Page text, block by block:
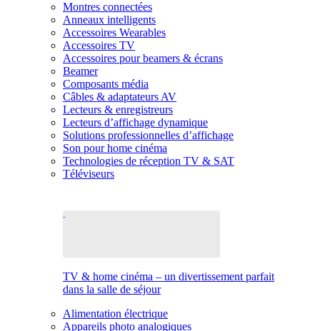
Montres connectées
Anneaux intelligents
Accessoires Wearables
Accessoires TV
Accessoires pour beamers & écrans
Beamer
Composants média
Câbles & adaptateurs AV
Lecteurs & enregistreurs
Lecteurs d’affichage dynamique
Solutions professionnelles d’affichage
Son pour home cinéma
Technologies de réception TV & SAT
Téléviseurs
TV & home cinéma – un divertissement parfait
dans la salle de séjour
Alimentation électrique
Appareils photo analogiques